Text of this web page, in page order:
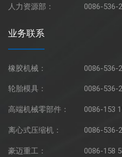
人力资源部： 0086-536-
业务联系
橡胶机械： 0086-536-
轮胎模具： 0086-536-
高端机械零部件： 0086-153
离心式压缩机： 0086-536-
豪迈重工： 0086-158